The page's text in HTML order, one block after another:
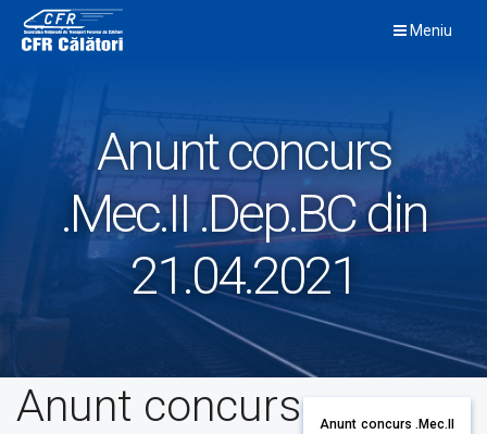
content
Meniu
Anunt concurs
.Mec.II .Dep.BC din
21.04.2021
Anunt concurs
Anunt concurs .Mec.II